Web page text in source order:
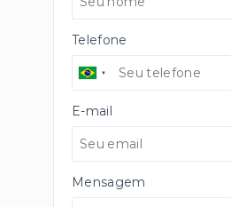
Telefone
E-mail
Mensagem